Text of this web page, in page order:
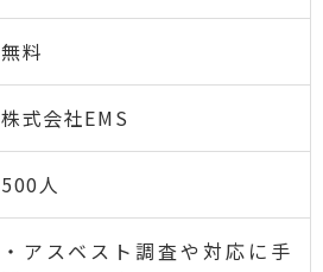
無料
株式会社EMS
500人
・アスベスト調査や対応に手